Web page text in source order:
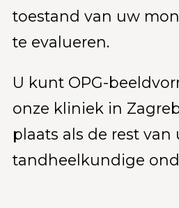
toestand van uw
te evalueren.
U kunt OPG-
onze kliniek in
plaats als de rest van
tandheelkundige